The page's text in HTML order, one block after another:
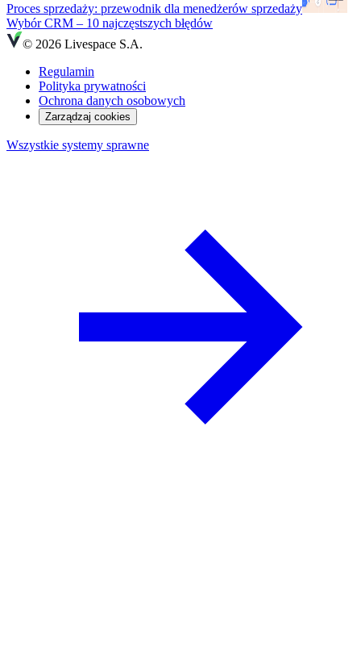
Proces sprzedaży: przewodnik dla menedżerów sprzedaży
Wybór CRM – 10 najczęstszych błędów
© 2026 Livespace S.A.
Regulamin
Polityka prywatności
Ochrona danych osobowych
Zarządzaj cookies
Wszystkie systemy sprawne